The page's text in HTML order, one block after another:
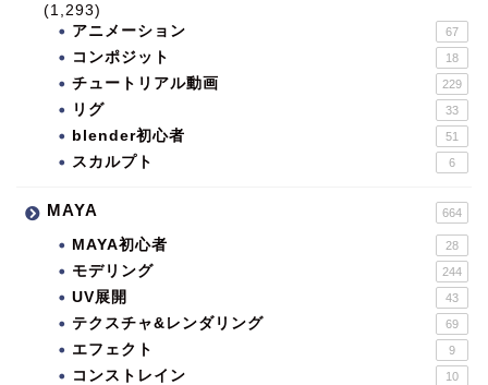
(1,293)
アニメーション
67
コンポジット 18
チュートリアル動画 229
リグ 33
blender初心者 51
スカルプト 6
MAYA 664
MAYA初心者 28
モデリング 244
UV展開 43
テクスチャ&レンダリング 69
エフェクト 9
コンストレイン 10